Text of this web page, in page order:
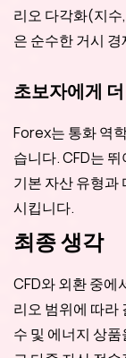
리오 다각화(지
은 순수한 거시
초보자에게
Forex는 통화 역
습니다. CFD는
기본 자산 유형과
시킵니다.
최종 생각
CFD와 외환 중에
리오 범위에 따라
수 및 에너지 상